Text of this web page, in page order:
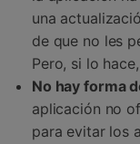
una
de que no les
Pero, si lo
No hay forma
aplicación no
para evitar los